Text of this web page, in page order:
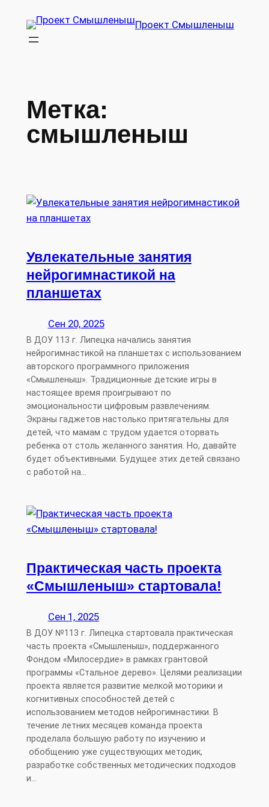
содержимому
Проект Смышленыш
Метка:
смышленыш
Увлекательные занятия
нейрогимнастикой на
планшетах
Сен 20, 2025
В ДОУ 113 г. Липецка начались занятия
нейрогимнастикой на планшетах с использованием
авторского программного приложения
«Смышленыш». Традиционные детские игры в
настоящее время проигрывают по
эмоциональности цифровым развлечениям.
Экраны гаджетов настолько притягательны для
детей, что мамам с трудом удается оторвать
ребенка от столь желанного занятия. Но, давайте
будет объективными. Будущее этих детей связано
с работой на…
Практическая часть проекта
«Смышленыш» стартовала!
Сен 1, 2025
В ДОУ №113 г. Липецка стартовала практическая
часть проекта «Смышленыш», поддержанного
Фондом «Милосердие» в рамках грантовой
программы «Стальное дерево». Целями реализации
проекта является развитие мелкой моторики и
когнитивных способностей детей с
использованием методов нейрогимнастики. В
течение летних месяцев команда проекта
проделала большую работу по изучению и
обобщению уже существующих методик,
разработке собственных методических подходов
и…